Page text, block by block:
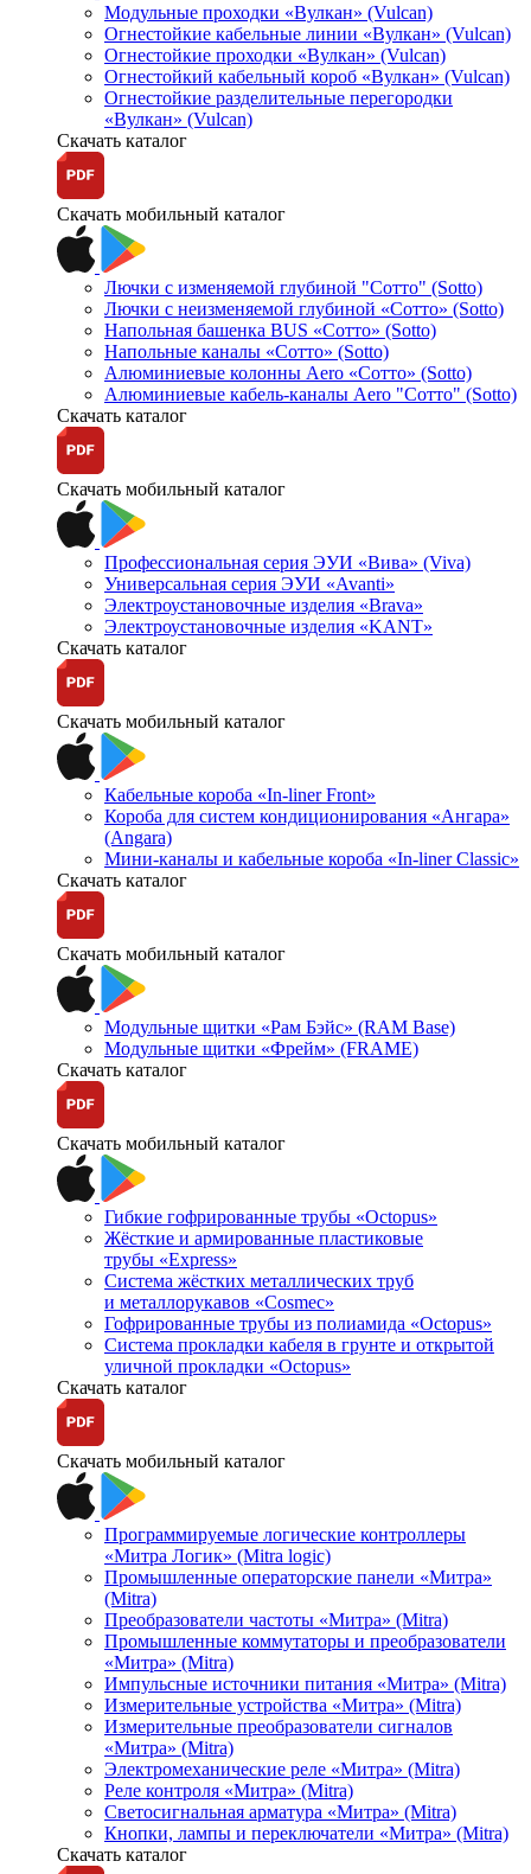
Модульные проходки «Вулкан» (Vulcan)
Огнестойкие кабельные линии «Вулкан» (Vulcan)
Огнестойкие проходки «Вулкан» (Vulcan)
Огнестойкий кабельный короб «Вулкан» (Vulcan)
Огнестойкие разделительные перегородки
«Вулкан» (Vulcan)
Скачать каталог
Скачать мобильный каталог
Лючки с изменяемой глубиной "Сотто" (Sotto)
Лючки с неизменяемой глубиной «Сотто» (Sotto)
Напольная башенка BUS «Сотто» (Sotto)
Напольные каналы «Сотто» (Sotto)
Алюминиевые колонны Aero «Сотто» (Sotto)
Алюминиевые кабель-каналы Aero "Сотто" (Sotto)
Скачать каталог
Скачать мобильный каталог
Профессиональная серия ЭУИ «Вива» (Viva)
Универсальная серия ЭУИ «Avanti»
Электроустановочные изделия «Brava»
Электроустановочные изделия «KANT»
Скачать каталог
Скачать мобильный каталог
Кабельные короба «In-liner Front»
Короба для систем кондиционирования «Ангара»
(Angara)
Мини-каналы и кабельные короба «In-liner Classic»
Скачать каталог
Скачать мобильный каталог
Модульные щитки «Рам Бэйс» (RAM Base)
Модульные щитки «Фрейм» (FRAME)
Скачать каталог
Скачать мобильный каталог
Гибкие гофрированные трубы «Octopus»
Жёсткие и армированные пластиковые
трубы «Express»
Система жёстких металлических труб
и металлорукавов «Cosmec»
Гофрированные трубы из полиамида «Octopus»
Система прокладки кабеля в грунте и открытой
уличной прокладки «Octopus»
Скачать каталог
Скачать мобильный каталог
Программируемые логические контроллеры
«Митра Логик» (Mitra logic)
Промышленные операторские панели «Митра»
(Mitra)
Преобразователи частоты «Митра» (Mitra)
Промышленные коммутаторы и преобразователи
«Митра» (Mitra)
Импульсные источники питания «Митра» (Mitra)
Измерительные устройства «Митра» (Mitra)
Измерительные преобразователи сигналов
«Митра» (Mitra)
Электромеханические реле «Митра» (Mitra)
Реле контроля «Митра» (Mitra)
Светосигнальная арматура «Митра» (Mitra)
Кнопки, лампы и переключатели «Митра» (Mitra)
Скачать каталог